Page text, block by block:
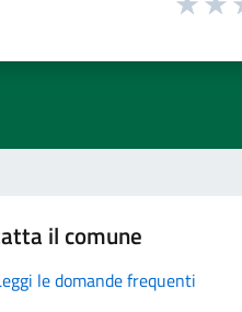
il comune
le domande frequenti